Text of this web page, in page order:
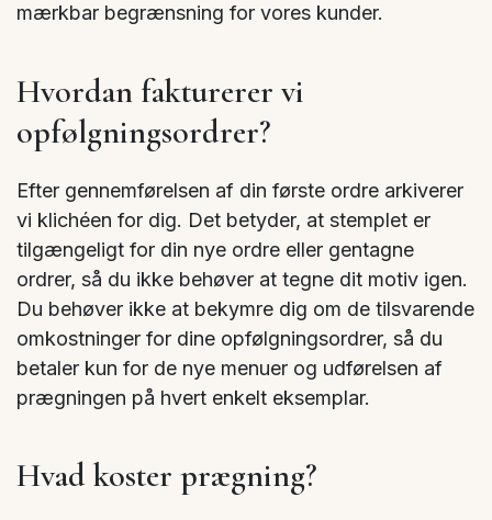
mærkbar begrænsning for vores kunder.
Hvordan fakturerer vi
opfølgningsordrer?
Efter gennemførelsen af din første ordre arkiverer
vi klichéen for dig. Det betyder, at stemplet er
tilgængeligt for din nye ordre eller gentagne
ordrer, så du ikke behøver at tegne dit motiv igen.
Du behøver ikke at bekymre dig om de tilsvarende
omkostninger for dine opfølgningsordrer, så du
betaler kun for de nye menuer og udførelsen af
prægningen på hvert enkelt eksemplar.
Hvad koster prægning?